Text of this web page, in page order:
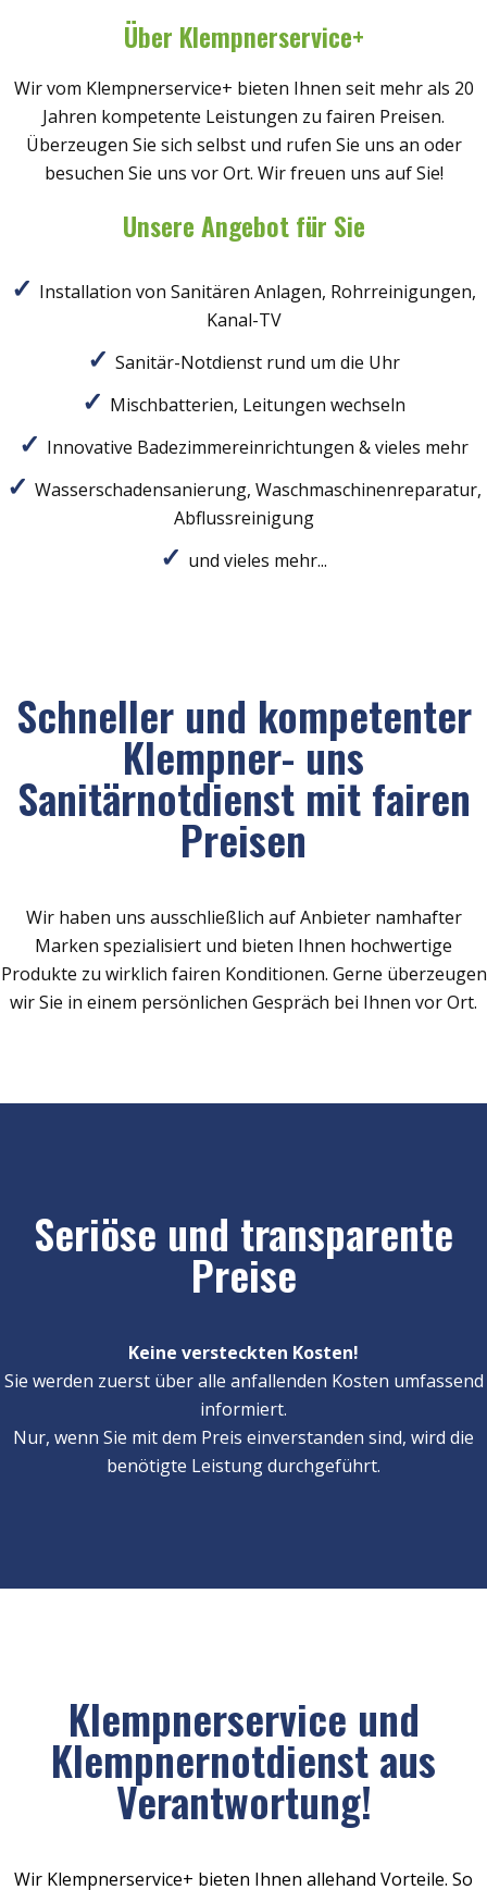
Über Klempnerservice+
Wir vom Klempnerservice+ bieten Ihnen seit mehr als 20
Jahren kompetente Leistungen zu fairen Preisen.
Überzeugen Sie sich selbst und rufen Sie uns an oder
besuchen Sie uns vor Ort. Wir freuen uns auf Sie!
Unsere Angebot für Sie
Installation von Sanitären Anlagen, Rohrreinigungen,
Kanal-TV
Sanitär-Notdienst rund um die Uhr
Mischbatterien, Leitungen wechseln
Innovative Badezimmereinrichtungen & vieles mehr
Wasserschadensanierung, Waschmaschinenreparatur,
Abflussreinigung
und vieles mehr...
Schneller und kompetenter
Klempner- uns
Sanitärnotdienst mit fairen
Preisen
Wir haben uns ausschließlich auf Anbieter namhafter
Marken spezialisiert und bieten Ihnen hochwertige
Produkte zu wirklich fairen Konditionen. Gerne überzeugen
wir Sie in einem persönlichen Gespräch bei Ihnen vor Ort.
Seriöse und transparente
Preise
Keine versteckten Kosten!
Sie werden zuerst über alle anfallenden Kosten umfassend
informiert.
Nur, wenn Sie mit dem Preis einverstanden sind, wird die
benötigte Leistung durchgeführt.
Klempnerservice und
Klempnernotdienst aus
Verantwortung!
Wir Klempnerservice+ bieten Ihnen allehand Vorteile. So